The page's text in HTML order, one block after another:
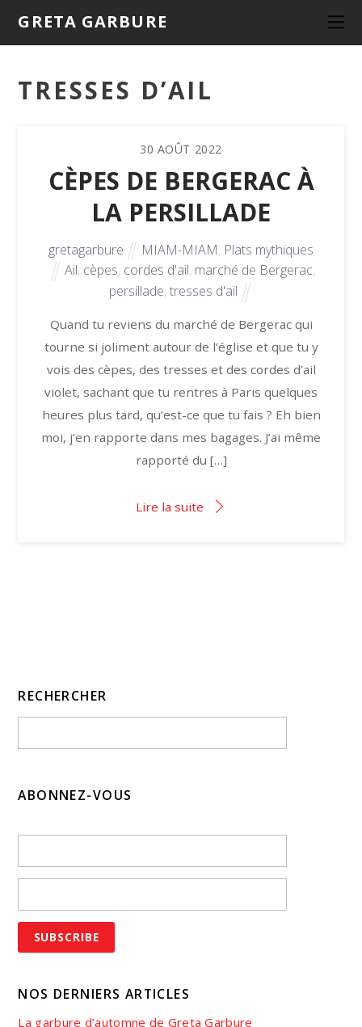
GRETA GARBURE
TRESSES D’AIL
30 AOÛT 2022
CÈPES DE BERGERAC À
LA PERSILLADE
gretagarbure MIAM-MIAM, Plats mythiques
Ail, cèpes, cordes d'ail, marché de Bergerac,
persillade,tresses d'ail
Quand tu reviens du marché de Bergerac qui
tourne si joliment autour de l’église et que tu y
vois des cèpes, des tresses et des cordes d’ail
violet, sachant que tu rentres à Paris quelques
heures plus tard, qu’est-ce que tu fais ? Eh bien
moi, j’en rapporte dans mes bagages. J’ai même
rapporté du […]
Lire la suite
RECHERCHER
ABONNEZ-VOUS
NOS DERNIERS ARTICLES
La garbure d’automne de Greta Garbure